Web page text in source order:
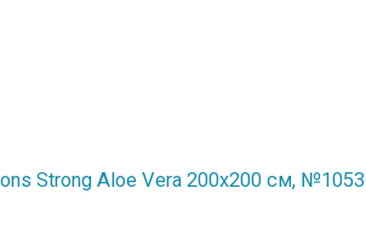
Strong Aloe Vera 200x200 см, №1053